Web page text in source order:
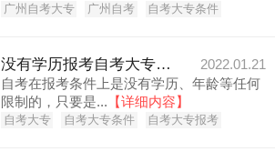
广州自考大专 广州自考 自考大专条件
没有学历报考自考大专有条件限制吗？
2022.01.21
自考在报考条件上是没有学历、年龄等任何
限制的，只要是... 【详细内容】
自考大专 自考大专条件 自考大专报考